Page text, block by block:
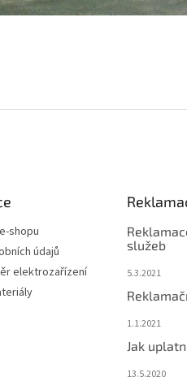
shopu
údajů
elektrozařízení
služeb
5.3.2021
1.1.2021
Jak
13.5.2020